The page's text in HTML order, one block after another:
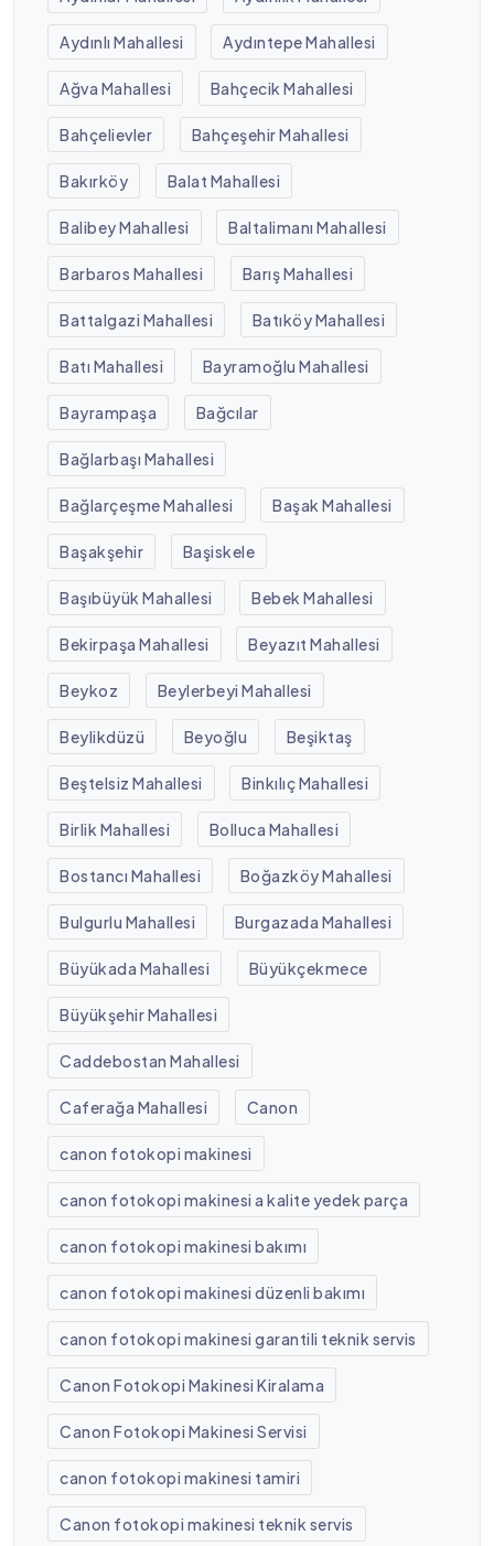
Aydınlı Mahallesi Aydıntepe Mahallesi
Ağva Mahallesi Bahçecik Mahallesi
Bahçelievler Bahçeşehir Mahallesi
Bakırköy Balat Mahallesi
Balibey Mahallesi Baltalimanı Mahallesi
Barbaros Mahallesi Barış Mahallesi
Battalgazi Mahallesi Batıköy Mahallesi
Batı Mahallesi Bayramoğlu Mahallesi
Bayrampaşa Bağcılar
Bağlarbaşı Mahallesi
Bağlarçeşme Mahallesi Başak Mahallesi
Başakşehir Başiskele
Başıbüyük Mahallesi Bebek Mahallesi
Bekirpaşa Mahallesi Beyazıt Mahallesi
Beykoz Beylerbeyi Mahallesi
Beylikdüzü Beyoğlu Beşiktaş
Beştelsiz Mahallesi Binkılıç Mahallesi
Birlik Mahallesi Bolluca Mahallesi
Bostancı Mahallesi Boğazköy Mahallesi
Bulgurlu Mahallesi Burgazada Mahallesi
Büyükada Mahallesi Büyükçekmece
Büyükşehir Mahallesi
Caddebostan Mahallesi
Caferağa Mahallesi Canon
canon fotokopi makinesi
canon fotokopi makinesi a kalite yedek parça
canon fotokopi makinesi bakımı
canon fotokopi makinesi düzenli bakımı
canon fotokopi makinesi garantili teknik servis
Canon Fotokopi Makinesi Kiralama
Canon Fotokopi Makinesi Servisi
canon fotokopi makinesi tamiri
Canon fotokopi makinesi teknik servis